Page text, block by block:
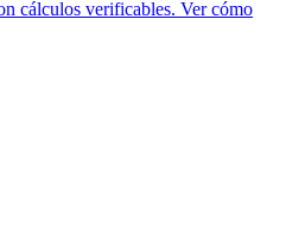
cálculos verificables. Ver cómo